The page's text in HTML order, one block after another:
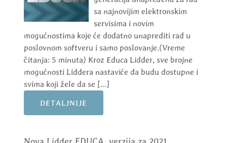
sa najnovijim elektronskim
servisima i novim
mogućnostima koje će dodatno unaprediti rad u
poslovnom softveru i samo poslovanje.(Vreme
čitanja: 5 minuta) Kroz Educa Lidder, sve brojne
mogućnosti Liddera nastaviće da budu dostupne i
svima koji žele da se […]
DETALJNIJE